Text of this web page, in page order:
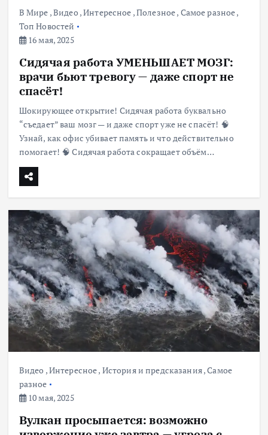
В Мире ,Видео ,Интересное ,Полезное, Самое разное,
Топ Новостей
16 мая, 2025
Сидячая работа УМЕНЬШАЕТ МОЗГ:
врачи бьют тревогу — даже спорт не
спасёт!
Шокирующее открытие! Сидячая работа буквально
“съедает” ваш мозг — и даже спорт уже не спасёт! 🧠
Узнай, как офис убивает память и что действительно
помогает! 🧠 Сидячая работа сокращает объём…
Видео ,Интересное, История и предсказания,Самое
разное
10 мая, 2025
Вулкан просыпается: возможно